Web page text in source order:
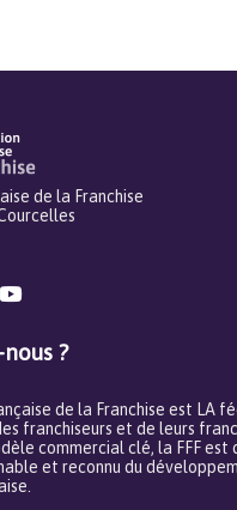
de la Franchise
?
de la Franchise est LA
franchiseurs et de leurs
commercial clé, la FFF est
et reconnu du